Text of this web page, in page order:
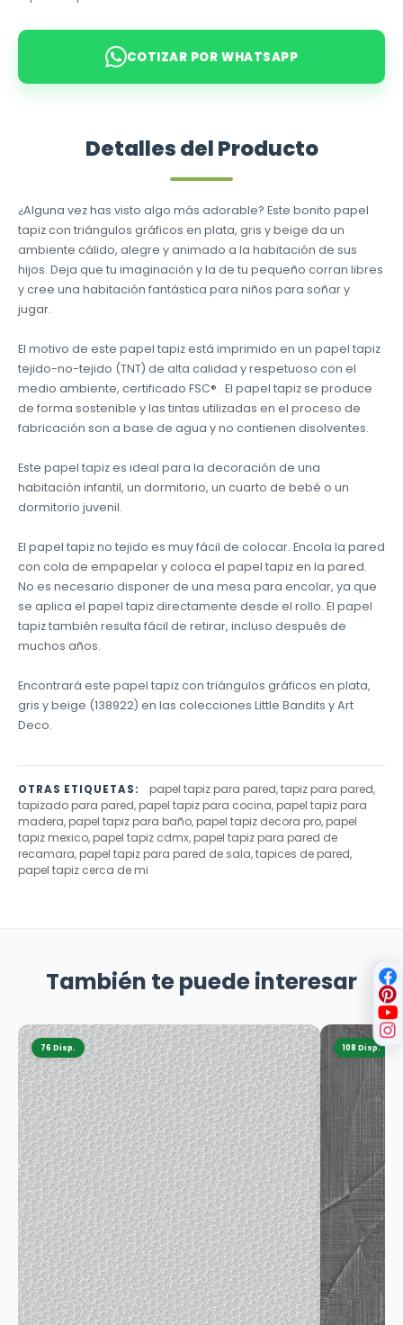
COTIZAR POR WHATSAPP
Detalles del Producto
¿Alguna vez has visto algo más adorable? Este bonito papel
tapiz con triángulos gráficos en plata, gris y beige da un
ambiente cálido, alegre y animado a la habitación de sus
hijos. Deja que tu imaginación y la de tu pequeño corran libres
y cree una habitación fantástica para niños para soñar y
jugar.
El motivo de este papel tapiz está imprimido en un papel tapiz
tejido-no-tejido (TNT) de alta calidad y respetuoso con el
medio ambiente, certificado FSC® . El papel tapiz se produce
de forma sostenible y las tintas utilizadas en el proceso de
fabricación son a base de agua y no contienen disolventes.
Este papel tapiz es ideal para la decoración de una
habitación infantil, un dormitorio, un cuarto de bebé o un
dormitorio juvenil.
El papel tapiz no tejido es muy fácil de colocar. Encola la pared
con cola de empapelar y coloca el papel tapiz en la pared.
No es necesario disponer de una mesa para encolar, ya que
se aplica el papel tapiz directamente desde el rollo. El papel
tapiz también resulta fácil de retirar, incluso después de
muchos años.
Encontrará este papel tapiz con triángulos gráficos en plata,
gris y beige (138922) en las colecciones Little Bandits y Art
Deco.
OTRAS ETIQUETAS:
papel tapiz para pared, tapiz para pared,
tapizado para pared, papel tapiz para cocina, papel tapiz para
madera, papel tapiz para baño, papel tapiz decora pro, papel
tapiz mexico, papel tapiz cdmx, papel tapiz para pared de
recamara, papel tapiz para pared de sala, tapices de pared,
papel tapiz cerca de mi
También te puede interesar
76 Disp. 108 Disp.